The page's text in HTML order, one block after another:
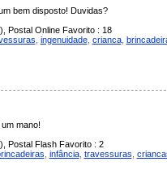
bem disposto! Duvidas?
Postal Online Favorito : 18
ingenuidade, crianca,
mano!
Postal Flash Favorito : 2
infância, travessuras